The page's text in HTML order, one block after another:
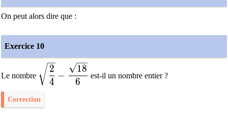
On peut alors dire que :
Exercice 10
Le nombre
\sqrt{ \dfrac{2}{4} }-\dfrac{\sqrt{18}}{6}
4
2
−
6
18
est-il un nombre entier ?
Correction